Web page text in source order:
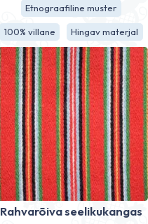
Etnograafiline muster
100% villane Hingav materjal
Rahvarõiva seelikukangas